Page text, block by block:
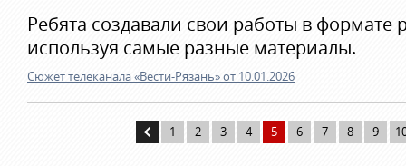
Ребята создавали свои работы в формате
используя самые разные материалы.
Сюжет телеканала «Вести-Рязань» от 10.01.2026
1 2 3 4 5 6 7 8 9